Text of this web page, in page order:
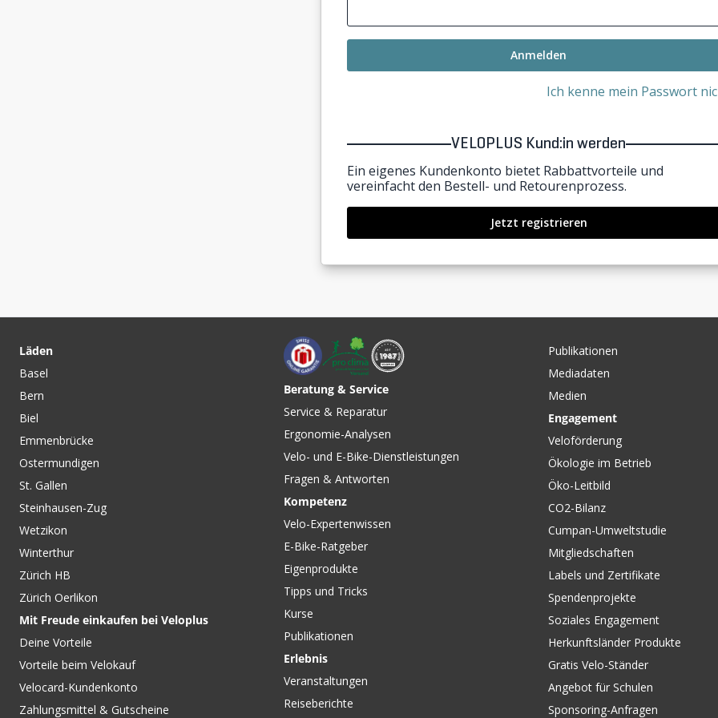
Anmelden
Ich kenne mein Passwort
VELOPLUS Kund:in werden
Ein eigenes Kundenkonto bietet Rabbattvorteile und
vereinfacht den Bestell- und Retourenprozess.
Jetzt registrieren
Läden
Basel
Bern
Biel
Emmenbrücke
Ostermundigen
St. Gallen
Steinhausen-Zug
Wetzikon
Winterthur
Zürich HB
Zürich Oerlikon
Mit Freude einkaufen bei Veloplus
Deine Vorteile
Vorteile beim Velokauf
Velocard-Kundenkonto
Zahlungsmittel & Gutscheine
Beratung & Service
Service & Reparatur
Ergonomie-Analysen
Velo- und E-Bike-Dienstleistungen
Fragen & Antworten
Kompetenz
Velo-Expertenwissen
E-Bike-Ratgeber
Eigenprodukte
Tipps und Tricks
Kurse
Publikationen
Erlebnis
Veranstaltungen
Reiseberichte
Publikationen
Mediadaten
Medien
Engagement
Veloförderung
Ökologie im Betrieb
Öko-Leitbild
CO2-Bilanz
Cumpan-Umweltstudie
Mitgliedschaften
Labels und Zertifikate
Spendenprojekte
Soziales Engagement
Herkunftsländer Produkte
Gratis Velo-Ständer
Angebot für Schulen
Sponsoring-Anfragen